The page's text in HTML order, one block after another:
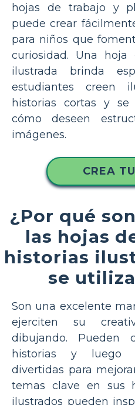
hojas de trabajo y
puede crear
para niños que
curiosidad. Una
ilustrada brinda
estudiantes creen
historias cortas y se
cómo deseen
imágenes.
CREA
¿Por qué
las hojas
historias
se
Son una excelente
ejerciten su
dibujando. Pueden
historias y luego
divertidas para
temas clave en sus
ilustrados pueden